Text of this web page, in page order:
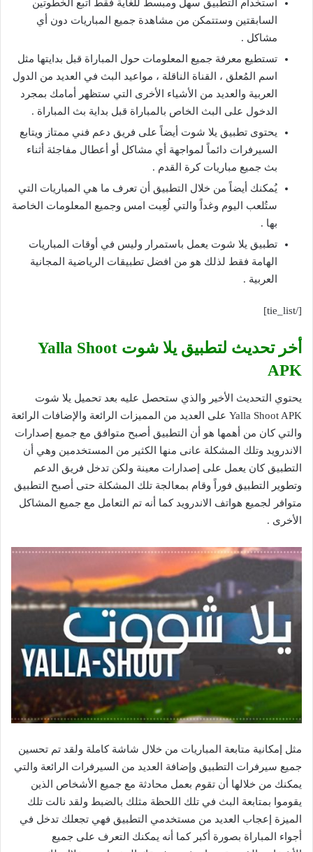
استخدام التطبيق سهل ومبسط للغاية فقط اتبع الخطوتين
السابقتين وستتمكن من مشاهدة جميع المباريات دون أي
مشاكل .
تستطيع معرفة جميع المعلومات حول المباراة قبل بدايتها مثل
اسم المُعلق ، القناة الناقلة ، مواعيد البث في العديد من الدول
العربية والعديد من الأشياء الأخرى التي ستظهر أمامك بمجرد
الدخول على البث الخاص بالمباراة قبل بداية بث المباراة .
يحتوى تطبيق يلا شوت أيضاً على فريق دعم فني ممتاز ويتابع
السيرفرات دائماً لمواجهة أي مشاكل أو أعطال مفاجئة أثناء
بث جميع مباريات كرة القدم .
يُمكنك أيضاً من خلال التطبيق أن تعرف ما هي المباريات التي
ستُلعب اليوم وغداً والتي لُعِبت امس وجميع المعلومات الخاصة
بها .
تطبيق يلا شوت يعمل باستمرار وليس في أوقات المباريات
الهامة فقط لذلك هو من افضل تطبيقات الرياضية المجانية
العربية .
[/tie_list]
أخر تحديث لتطبيق يلا شوت Yalla Shoot
APK
يحتوي التحديث الأخير والذي ستحصل عليه بعد تحميل يلا شوت
Yalla Shoot APK على العديد من المميزات الرائعة والإضافات الرائعة
والتي كان من أهمها هو أن التطبيق أصبح متوافق مع جميع إصدارات
الاندرويد وتلك المشكلة عانى منها الكثير من المستخدمين وهي أن
التطبيق كان يعمل على إصدارات معينة ولكن تدخل فريق الدعم
وتطوير التطبيق فوراً وقام بمعالجة تلك المشكلة حتى أصبح التطبيق
متوافر لجميع هواتف الاندرويد كما أنه تم التعامل مع جميع المشاكل
الأخرى .
مثل إمكانية متابعة المباريات من خلال شاشة كاملة ولقد تم تحسين
جميع سيرفرات التطبيق وإضافة العديد من السيرفرات الرائعة والتي
يمكنك من خلالها أن تقوم بعمل محادثة مع جميع الأشخاص الذين
يقوموا بمتابعة البث في تلك اللحظة مثلك بالضبط ولقد نالت تلك
الميزة إعجاب العديد من مستخدمي التطبيق فهي تجعلك تدخل في
أجواء المباراة بصورة أكبر كما أنه يمكنك التعرف على جميع